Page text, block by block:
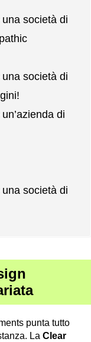
società di
società di
di
società di
punta tutto
La Clear